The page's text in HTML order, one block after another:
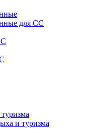
для СС
и туризма